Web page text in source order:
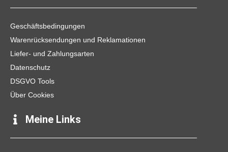
o
k
g
a
k
Geschäftsbedingungen
Warenrücksendungen und Reklamationen
Liefer- und Zahlungsarten
Datenschutz
DSGVO Tools
Über Cookies
Meine Links